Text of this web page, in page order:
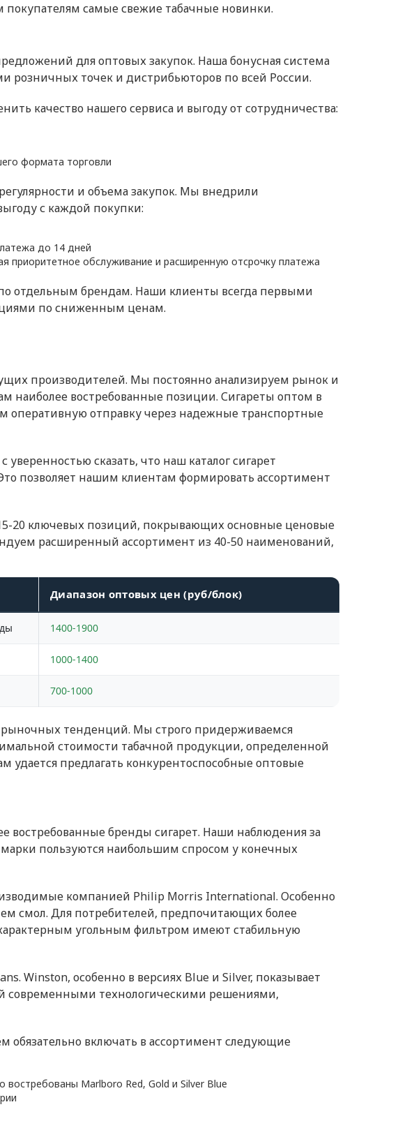
самые свежие табачные новинки.
для оптовых закупок. Наша бонусная система
розничных точек и дистрибьюторов по всей России.
качество нашего сервиса и выгоду от сотрудничества:
формата торговли
и объема закупок. Мы внедрили
с каждой покупки:
до 14 дней
приоритетное обслуживание и расширенную отсрочку платежа
отдельным брендам. Наши клиенты всегда первыми
по сниженным ценам.
производителей. Мы постоянно анализируем рынок и
наиболее востребованные позиции. Сигареты оптом в
оперативную отправку через надежные транспортные
сказать, что наш каталог сигарет
позволяет нашим клиентам формировать ассортимент
20 ключевых позиций, покрывающих основные ценовые
расширенный ассортимент из 40-50 наименований,
Диапазон оптовых цен (руб/блок)
1400-1900
1000-1400
700-1000
тенденций. Мы строго придерживаемся
стоимости табачной продукции, определенной
удается предлагать конкурентоспособные оптовые
бренды сигарет. Наши наблюдения за
пользуются наибольшим спросом у конечных
компанией Philip Morris International. Особенно
смол. Для потребителей, предпочитающих более
угольным фильтром имеют стабильную
Winston, особенно в версиях Blue и Silver, показывает
современными технологическими решениями,
обязательно включать в ассортимент следующие
Marlboro Red, Gold и Silver Blue